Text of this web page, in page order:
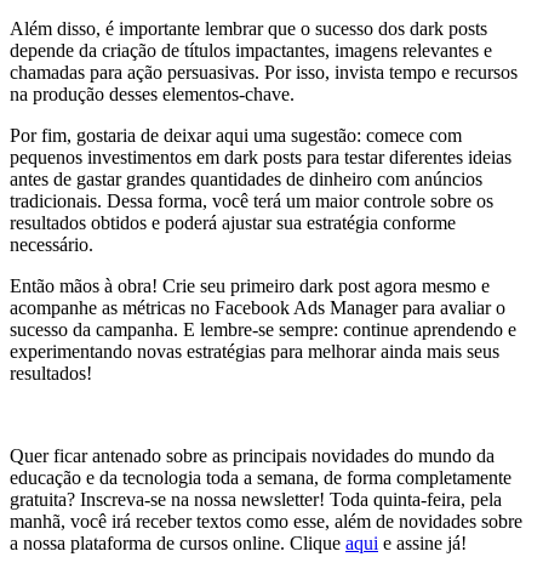
Além disso, é importante lembrar que o sucesso dos dark posts
depende da criação de títulos impactantes, imagens relevantes e
chamadas para ação persuasivas. Por isso, invista tempo e recursos
na produção desses elementos-chave.
Por fim, gostaria de deixar aqui uma sugestão: comece com
pequenos investimentos em dark posts para testar diferentes ideias
antes de gastar grandes quantidades de dinheiro com anúncios
tradicionais. Dessa forma, você terá um maior controle sobre os
resultados obtidos e poderá ajustar sua estratégia conforme
necessário.
Então mãos à obra! Crie seu primeiro dark post agora mesmo e
acompanhe as métricas no Facebook Ads Manager para avaliar o
sucesso da campanha. E lembre-se sempre: continue aprendendo e
experimentando novas estratégias para melhorar ainda mais seus
resultados!
Quer ficar antenado sobre as principais novidades do mundo da
educação e da tecnologia toda a semana, de forma completamente
gratuita? Inscreva-se na nossa newsletter! Toda quinta-feira, pela
manhã, você irá receber textos como esse, além de novidades sobre
a nossa plataforma de cursos online. Clique aqui e assine já!